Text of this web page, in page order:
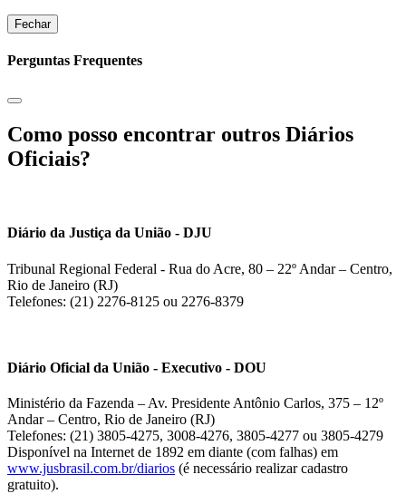
Fechar
Perguntas Frequentes
Como posso encontrar outros Diários
Oficiais?
Diário da Justiça da União - DJU
Tribunal Regional Federal - Rua do Acre, 80 – 22º Andar – Centro,
Rio de Janeiro (RJ)
Telefones: (21) 2276-8125 ou 2276-8379
Diário Oficial da União - Executivo - DOU
Ministério da Fazenda – Av. Presidente Antônio Carlos, 375 – 12º
Andar – Centro, Rio de Janeiro (RJ)
Telefones: (21) 3805-4275, 3008-4276, 3805-4277 ou 3805-4279
Disponível na Internet de 1892 em diante (com falhas) em
www.jusbrasil.com.br/diarios (é necessário realizar cadastro
gratuito).